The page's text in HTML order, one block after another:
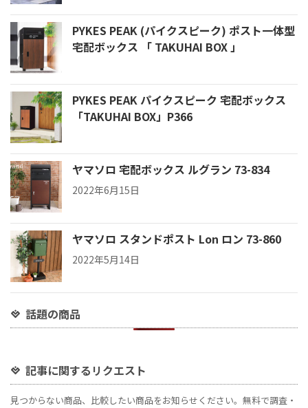
PYKES PEAK (パイクスピーク) ポスト一体型
宅配ボックス 「 TAKUHAI BOX 」
PYKES PEAK パイクスピーク 宅配ボックス
「TAKUHAI BOX」P366
ヤマソロ 宅配ボックス ルグラン 73-834
2022年6月15日
ヤマソロ スタンドポスト Lon ロン 73-860
2022年5月14日
話題の商品
記事に関するリクエスト
見つからない商品、比較したい商品をお知らせください。無料で調査・